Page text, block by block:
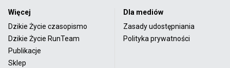
Więcej
Dzikie Życie czasopismo
Dzikie Życie RunTeam
Publikacje
Sklep
Dla mediów
Zasady udostępniania
Polityka prywatności